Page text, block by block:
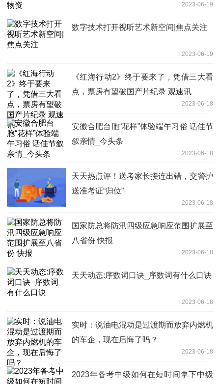
2023-06-19
数字技术打开视听艺术新空间|焦点关注
2023-06-19
《红海行动2》终于要来了，凭借三大看
点，票房有望破国产片纪录 观速讯
2023-06-18
安徽合肥台胞“花样”体验端午习俗 话佳节
叙亲情_今头条
2023-06-18
天天热点评！送考家长接连出错，交警护
送准考证“归位”
2023-06-18
国家防总将防汛四级应急响应范围扩展至
八省份 快报
2023-06-18
天天动态:序数词口诀_序数词有什么口诀
2023-06-18
实时：说油电混动是过渡期而放弃内燃机
的车企，现在后悔了吗？
2023-06-18
2023年备考中级如何在短时间拿下中级